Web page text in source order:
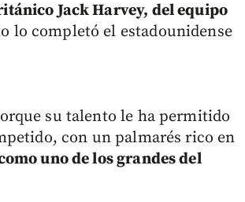
Jack Harvey, del equipo
lo completó el estadounidense
su talento le ha permitido
con un palmarés rico en
uno de los grandes del